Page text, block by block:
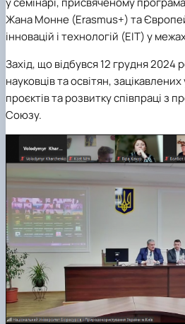
Жана Монне (Erasmus+) та
інновацій і технологій (EIT) у
Захід, що відбувся 12 грудня 2024
науковців та освітян,
проєктів та розвитку співпраці з
Союзу.